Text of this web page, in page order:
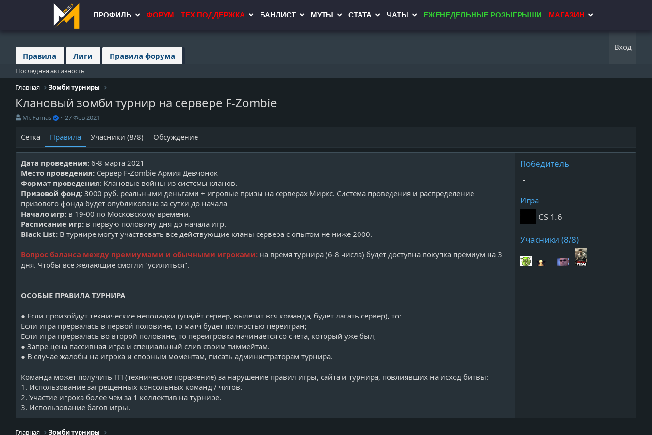
ПРОФИЛЬ ФОРУМ ТЕХ ПОДДЕРЖКА БАНЛИСТ МУТЫ СТАТА ЧАТЫ ЕЖЕНЕДЕЛЬНЫЕ РОЗЫГРЫШИ МАГАЗИН
Правила Лиги Правила форума
Вход
Последняя активность
Главная
Зомби турниры
Клановый зомби турнир на сервере F-Zombie
О
р
г
н
и
з
а
т
о
р
т
у
р
н
р
а
Mr. Famas
Д
а
т
с
о
з
д
а
н
и
я
27 Фев 2021
Сетка Правила Учасники (8/8) Обсуждение
Дата проведения: 6-8 марта 2021
Место проведения: Сервер F-Zombie Армия Девчонок
Формат проведения: Клановые войны из системы кланов.
Призовой фонд: 3000 руб. реальными деньгами + игровые призы на серверах Миркс. Система проведения и распределение
призового фонда будет опубликована за сутки до начала.
Начало игр: в 19-00 по Московскому времени.
Расписание игр: в первую половину дня до начала игр.
Black List: В турнире могут участвовать все действующие кланы сервера с опытом не ниже 2000.
Вопрос баланса между премиумами и обычными игроками: на время турнира (6-8 числа) будет доступна покупка премиум на 3
дня. Чтобы все желающие смогли "усилиться".
ОСОБЫЕ ПРАВИЛА ТУРНИРА
● Если произойдут технические неполадки (упадёт сервер, вылетит вся команда, будет лагать сервер), то:
Если игра прервалась в первой половине, то матч будет полностью переигран;
Если игра прервалась во второй половине, то переигровка начинается со счёта, который уже был;
● Запрещена пассивная игра и специальный слив своим тиммейтам.
● В случае жалобы на игрока и спорным моментам, писать администраторам турнира.
Команда может получить ТП (техническое поражение) за нарушение правил игры, сайта и турнира, повлиявших на исход битвы:
1. Использование запрещенных консольных команд / читов.
2. Участие игрока более чем за 1 коллектив на турнире.
3. Использование багов игры.
Победитель
-
Игра
CS 1.6
Учасники (8/8)
Главная Зомби турниры